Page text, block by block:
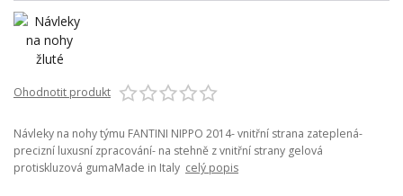
Ohodnotit produkt
Návleky na nohy týmu FANTINI NIPPO 2014- vnitřní strana zateplená-
precizní luxusní zpracování- na stehně z vnitřní strany gelová
protiskluzová gumaMade in Italy celý popis